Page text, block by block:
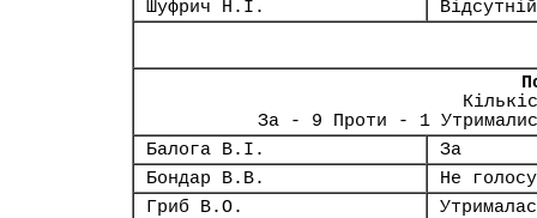
Шуфрич Н.І.
Відсутній
За - 9 Проти - 1
Балога В.І.
За
Бондар В.В.
Не
Гриб В.О.